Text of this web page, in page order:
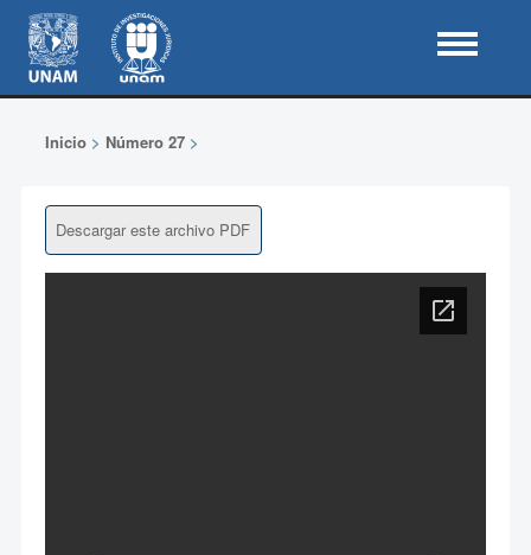
Inicio> Número 27>
Descargar este archivo PDF